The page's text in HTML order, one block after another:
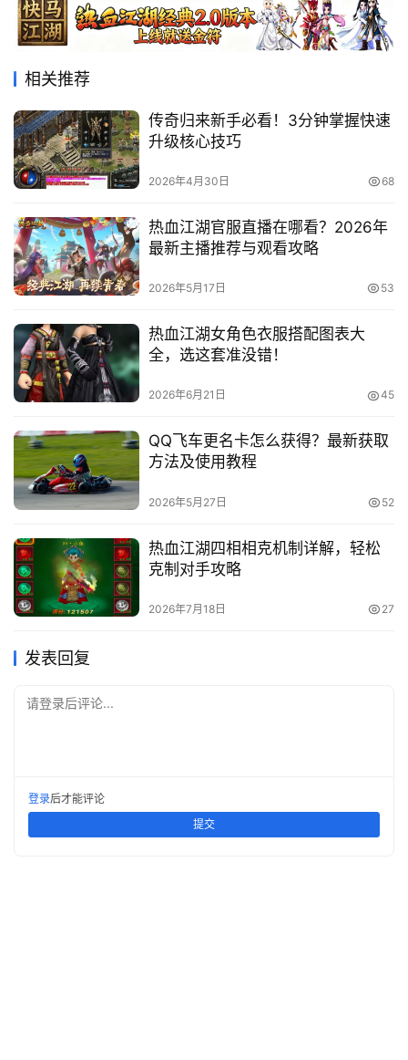
相关推荐
传奇归来新手必看！3分钟掌握快速
升级核心技巧
2026年4月30日 68
热血江湖官服直播在哪看？2026年
最新主播推荐与观看攻略
2026年5月17日 53
热血江湖女角色衣服搭配图表大
全，选这套准没错！
2026年6月21日 45
QQ飞车更名卡怎么获得？最新获取
方法及使用教程
2026年5月27日 52
热血江湖四相相克机制详解，轻松
克制对手攻略
2026年7月18日 27
发表回复
请登录后评论...
登录后才能评论
提交